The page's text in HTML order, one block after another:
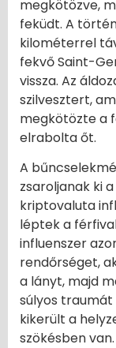
megkötözve,
feküdt. A
kilométerrel
fekvő Saint-
vissza. Az
szilvesztert,
megkötözte a
elrabolta őt.
A
zsaroljanak ki
kriptovaluta
léptek a
influenszer
rendőrséget,
a lányt, majd
súlyos
kikerült a
szökésben van.